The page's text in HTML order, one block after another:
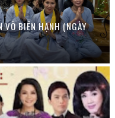
BIÊN HẠNH (NGÀY